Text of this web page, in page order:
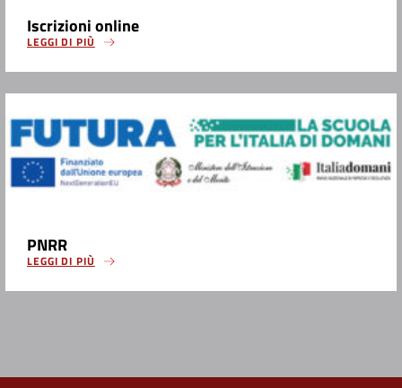
Iscrizioni online
LEGGI DI PIÙ
PNRR
LEGGI DI PIÙ